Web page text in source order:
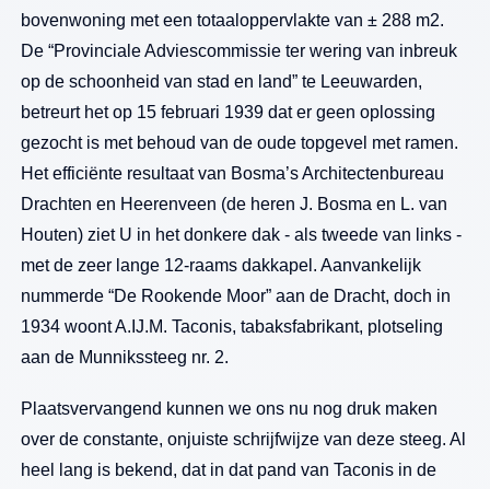
bovenwoning met een totaaloppervlakte van ± 288 m2.
De “Provinciale Adviescommissie ter wering van inbreuk
op de schoonheid van stad en land” te Leeuwarden,
betreurt het op 15 februari 1939 dat er geen oplossing
gezocht is met behoud van de oude topgevel met ramen.
Het efficiënte resultaat van Bosma’s Architectenbureau
Drachten en Heerenveen (de heren J. Bosma en L. van
Houten) ziet U in het donkere dak - als tweede van links -
met de zeer lange 12-raams dakkapel. Aanvankelijk
nummerde “De Rookende Moor” aan de Dracht, doch in
1934 woont A.IJ.M. Taconis, tabaksfabrikant, plotseling
aan de Munnikssteeg nr. 2.
Plaatsvervangend kunnen we ons nu nog druk maken
over de constante, onjuiste schrijfwijze van deze steeg. Al
heel lang is bekend, dat in dat pand van Taconis in de